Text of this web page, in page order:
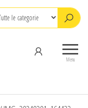
Menu